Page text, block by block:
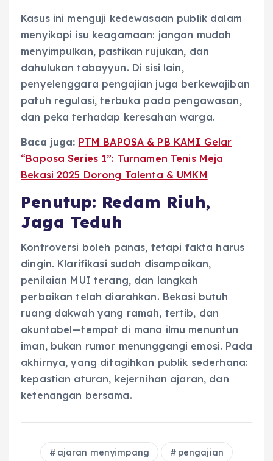
Kasus ini menguji kedewasaan publik dalam
menyikapi isu keagamaan: jangan mudah
menyimpulkan, pastikan rujukan, dan
dahulukan tabayyun. Di sisi lain,
penyelenggara pengajian juga berkewajiban
patuh regulasi, terbuka pada pengawasan,
dan peka terhadap keresahan warga.
Baca juga: PTM BAPOSA & PB KAMI Gelar
“Baposa Series 1”: Turnamen Tenis Meja
Bekasi 2025 Dorong Talenta & UMKM
Penutup: Redam Riuh,
Jaga Teduh
Kontroversi boleh panas, tetapi fakta harus
dingin. Klarifikasi sudah disampaikan,
penilaian MUI terang, dan langkah
perbaikan telah diarahkan. Bekasi butuh
ruang dakwah yang ramah, tertib, dan
akuntabel—tempat di mana ilmu menuntun
iman, bukan rumor menunggangi emosi. Pada
akhirnya, yang ditagihkan publik sederhana:
kepastian aturan, kejernihan ajaran, dan
ketenangan bersama.
ajaran menyimpang pengajian